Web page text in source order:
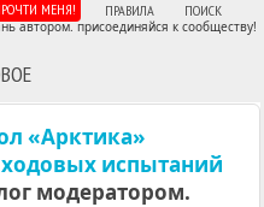
МЕНЯ! ПРАВИЛА ПОИСК
автором. присоединяйся к сообществу!
«Арктика»
испытаний
модератором.